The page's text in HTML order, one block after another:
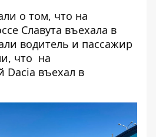
о том, что на
Славута въехала в
водитель и пассажир
что на
Dacia въехал в